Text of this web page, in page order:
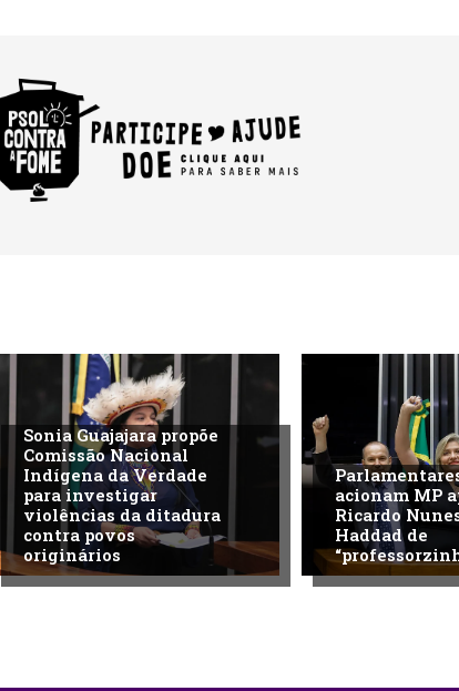
Sonia Guajajara propõe
Comissão Nacional
Indígena da Verdade
para investigar
violências da ditadura
contra povos
originários
acionam MP
Ricardo
Haddad de